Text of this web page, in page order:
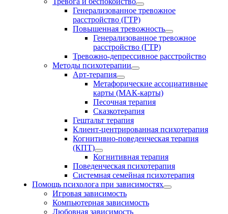
Генерализованное тревожное
расстройство (ГТР)
Повышенная тревожность
Генерализованное тревожное
расстройство (ГТР)
Тревожно-депрессивное расстройство
Методы психотерапии
Арт-терапия
Метафорические ассоциативные
карты (МАК-карты)
Песочная терапия
Сказкотерапия
Гештальт терапия
Клиент-центрированная психотерапия
Когнитивно-поведенческая терапия
(КПТ)
Когнитивная терапия
Поведенческая психотерапия
Системная семейная психотерапия
Помощь психолога при зависимостях
Игровая зависимость
Компьютерная зависимость
Любовная зависимость